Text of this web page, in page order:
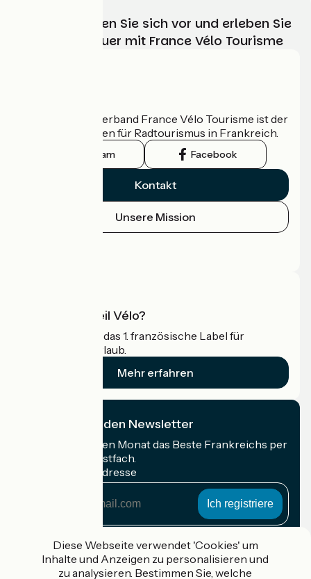
Wählen, bereiten Sie sich vor und erleben Sie
Ihr Radabenteuer mit France Vélo Tourisme
Der nationale Verband France Vélo Tourisme ist der
offizielle Leitfaden für Radtourismus in Frankreich.
Instagram Facebook
Kontakt
Unsere Mission
Was ist Accueil Vélo?
Accueil Vélo ist das 1. französische Label für
Radfahrer im Urlaub.
Mehr erfahren
Ich abonniere den Newsletter
Erhalten Sie jeden Monat das Beste Frankreichs per
Rad in Ihrem Postfach.
Meine E-Mail-Adresse
Adresse
Gefördert im Rahmen von Destination France
Diese Webseite verwendet 'Cookies' um
Inhalte und Anzeigen zu personalisieren und
zu analysieren. Bestimmen Sie, welche